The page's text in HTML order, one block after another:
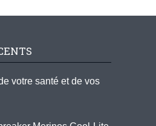
votre santé et de vos